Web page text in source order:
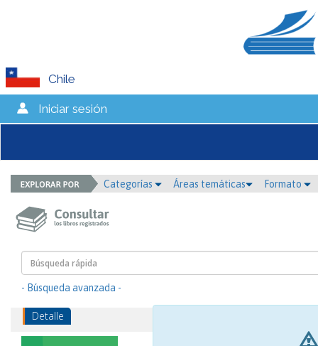
Chile
Iniciar sesión
Categorías Áreas temáticas Formato
- Búsqueda avanzada -
Detalle